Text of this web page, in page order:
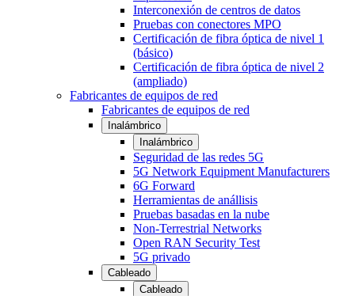
Interconexión de centros de datos
Pruebas con conectores MPO
Certificación de fibra óptica de nivel 1
(básico)
Certificación de fibra óptica de nivel 2
(ampliado)
Fabricantes de equipos de red
Fabricantes de equipos de red
Inalámbrico
Inalámbrico
Seguridad de las redes 5G
5G Network Equipment Manufacturers
6G Forward
Herramientas de anállisis
Pruebas basadas en la nube
Non-Terrestrial Networks
Open RAN Security Test
5G privado
Cableado
Cableado